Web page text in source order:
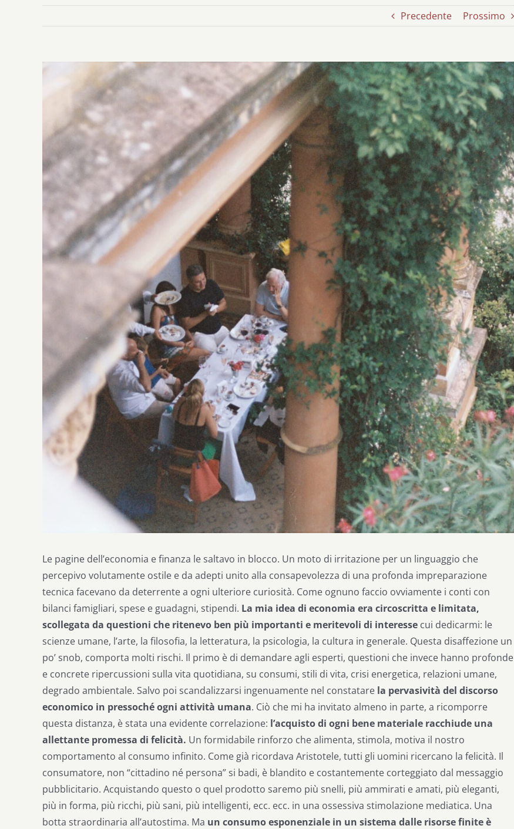
Precedente Prossimo
Ingrandisci
Le pagine dell’economia e finanza le saltavo in blocco. Un moto di irritazione per un linguaggio che
percepivo volutamente ostile e da adepti unito alla consapevolezza di una profonda impreparazione
tecnica facevano da deterrente a ogni ulteriore curiosità. Come ognuno faccio ovviamente i conti con
bilanci famigliari, spese e guadagni, stipendi. La mia idea di economia era circoscritta e limitata,
scollegata da questioni che ritenevo ben più importanti e meritevoli di interesse cui dedicarmi: le
scienze umane, l’arte, la filosofia, la letteratura, la psicologia, la cultura in generale. Questa disaffezione un
po’ snob, comporta molti rischi. Il primo è di demandare agli esperti, questioni che invece hanno profonde
e concrete ripercussioni sulla vita quotidiana, su consumi, stili di vita, crisi energetica, relazioni umane,
degrado ambientale. Salvo poi scandalizzarsi ingenuamente nel constatare la pervasività del discorso
economico in pressoché ogni attività umana. Ciò che mi ha invitato almeno in parte, a ricomporre
questa distanza, è stata una evidente correlazione: l’acquisto di ogni bene materiale racchiude una
allettante promessa di felicità. Un formidabile rinforzo che alimenta, stimola, motiva il nostro
comportamento al consumo infinito. Come già ricordava Aristotele, tutti gli uomini ricercano la felicità. Il
consumatore, non “cittadino né persona” si badi, è blandito e costantemente corteggiato dal messaggio
pubblicitario. Acquistando questo o quel prodotto saremo più snelli, più ammirati e amati, più eleganti,
più in forma, più ricchi, più sani, più intelligenti, ecc. ecc. in una ossessiva stimolazione mediatica. Una
botta straordinaria all’autostima. Ma un consumo esponenziale in un sistema dalle risorse finite è